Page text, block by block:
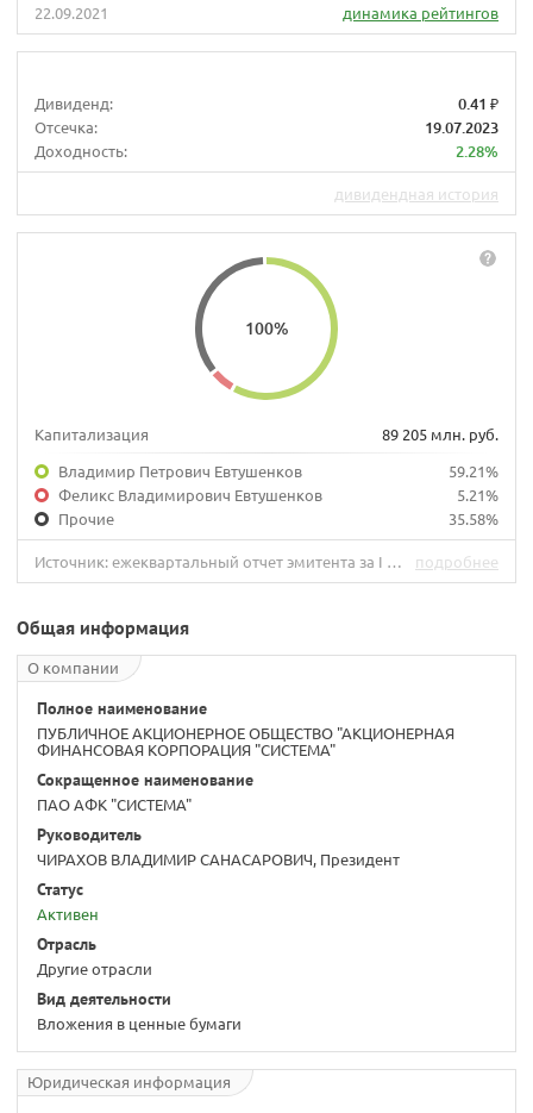
22.09.2021 динамика рейтингов
Дивиденд: 0.41 ₽
Отсечка: 19.07.2023
Доходность: 2.28%
дивидендная история
100%
Капитализация
89 205 млн. руб.
Владимир Петрович Евтушенков
59.21%
Феликс Владимирович Евтушенков
5.21%
Прочие
35.58%
Источник: ежеквартальный отчет эмитента за I квартал 2021 г. подробнее
Общая информация
О компании
Полное наименование
ПУБЛИЧНОЕ АКЦИОНЕРНОЕ ОБЩЕСТВО "АКЦИОНЕРНАЯ
ФИНАНСОВАЯ КОРПОРАЦИЯ "СИСТЕМА"
Сокращенное наименование
ПАО АФК "СИСТЕМА"
Руководитель
ЧИРАХОВ ВЛАДИМИР САНАСАРОВИЧ, Президент
Статус
Активен
Отрасль
Другие отрасли
Вид деятельности
Вложения в ценные бумаги
Юридическая информация